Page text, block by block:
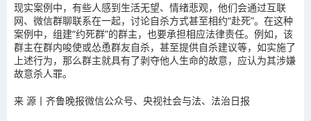
现实案例中，有些人感到生活无望、情绪悲观，他们会通过互联
网、微信群聊联系在一起，讨论自杀方式甚至相约“赴死”。在这种
案例中， 组建“约死群”的群主，也要承担相应法律责任。 例如，该
群主在群内唆使或怂恿群友自杀，甚至提供自杀建议等，如实施了
上述行为，那么群主就具有了剥夺他人生命的故意，应认为其涉嫌
故意杀人罪。
来 源丨齐鲁晚报微信公众号、央视社会与法、法治日报